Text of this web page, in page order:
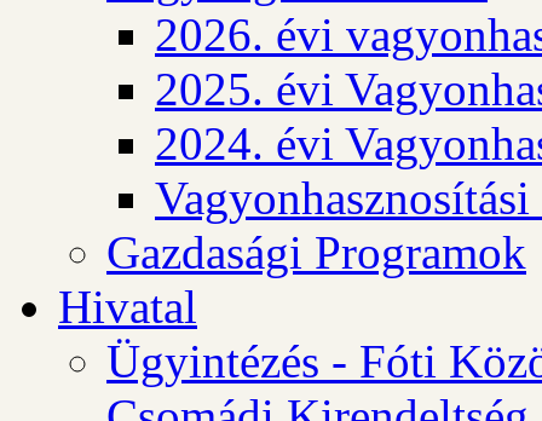
2026. évi
2025. évi
2024. évi
Gazdasági Programok
Hivatal
Ügyintézés - Fóti